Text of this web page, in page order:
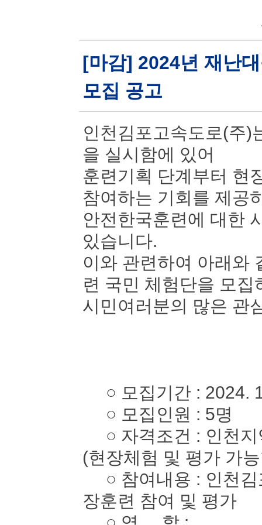
[마감] 2024년 재난
모집 공고
인천김포고속도로(주)
을 실시함에 있어
훈련기획 단계부터 현
참여하는 기회를 제공
안전한국훈련에 대한
있습니다.
이와 관련하여 아래와
련 국민 체험단을 모집
시민여러분의 많은 관
○ 모집기간 : 2024.
○ 모집인원 : 5명
○ 자격조건 : 인천지
(현장체험 및 평가 가
○ 참여내용 : 인천김
장훈련 참여 및 평가